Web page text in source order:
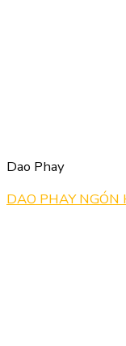
Dao Phay
DAO PHAY